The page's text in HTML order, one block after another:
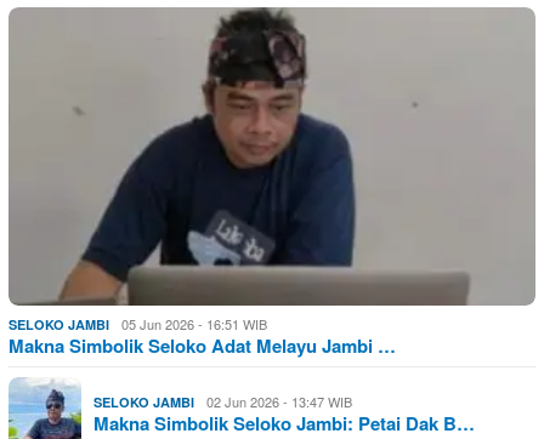
SELOKO JAMBI 05 Jun 2026 - 16:51 WIB
Makna Simbolik Seloko Adat Melayu Jambi …
SELOKO JAMBI 02 Jun 2026 - 13:47 WIB
Makna Simbolik Seloko Jambi: Petai Dak B…